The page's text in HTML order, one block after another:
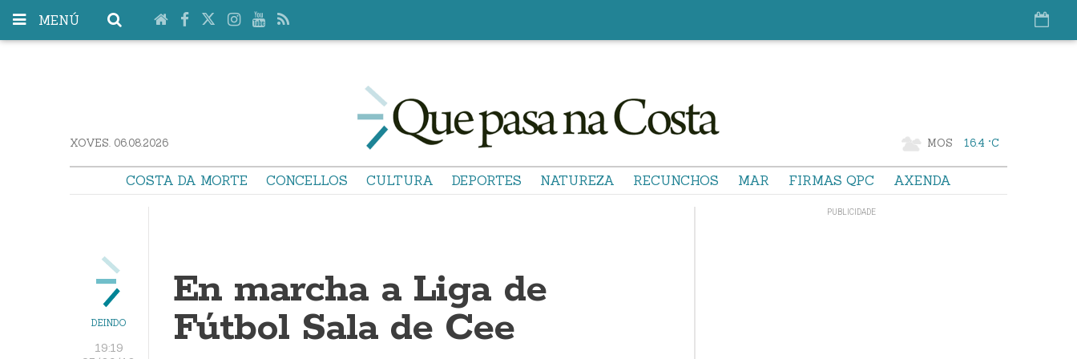
MENÚ
XOVES. 06.08.2026 MOS 16.4 °C
COSTA DA MORTE CONCELLOS CULTURA DEPORTES NATUREZA RECUNCHOS MAR FIRMAS QPC AXENDA
DEINDO
19:19
En marcha a Liga de
Fútbol Sala de Cee